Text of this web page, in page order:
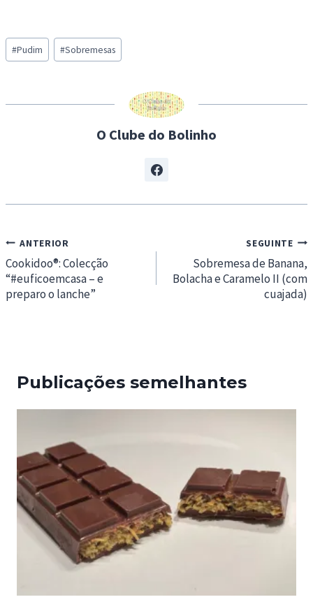
d
i
g
Post
Tags:
#Pudim #Sobremesas
O Clube do Bolinho
Navegação
de
artigos
ANTERIOR
Cookidoo®: Colecção
“#euficoemcasa – e
preparo o lanche”
SEGUINTE
Sobremesa de Banana,
Bolacha e Caramelo II (com
cuajada)
Publicações semelhantes